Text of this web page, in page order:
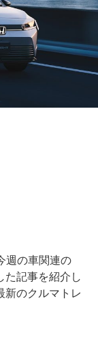
週の車関連の
た記事を紹介し
新のクルマトレ